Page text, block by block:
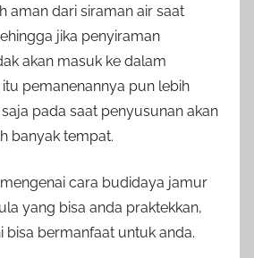
aman dari siraman air saat
jika penyiraman
akan masuk ke dalam
pemanenannya pun lebih
pada saat penyusunan akan
banyak tempat.
cara budidaya jamur
yang bisa anda praktekkan,
bisa bermanfaat untuk anda.